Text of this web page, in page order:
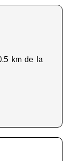
km de la